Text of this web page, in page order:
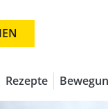
Rezepte